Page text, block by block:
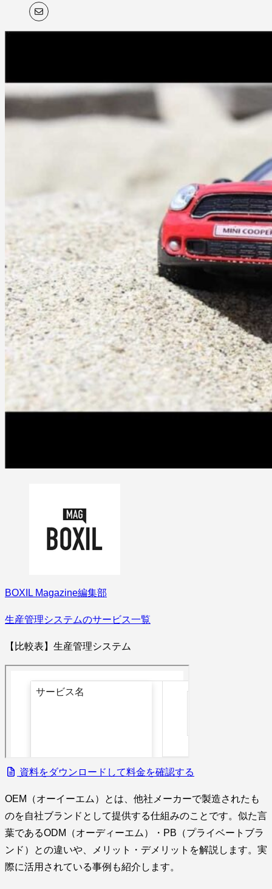
BOXIL Magazine編集部
生産管理システムのサービス一覧
【比較表】生産管理システム
資料をダウンロードして料金を確認する
OEM（オーイーエム）とは、他社メーカーで製造されたも
のを自社ブランドとして提供する仕組みのことです。似た言
葉であるODM（オーディーエム）・PB（プライベートブラ
ンド）との違いや、メリット・デメリットを解説します。実
際に活用されている事例も紹介します。